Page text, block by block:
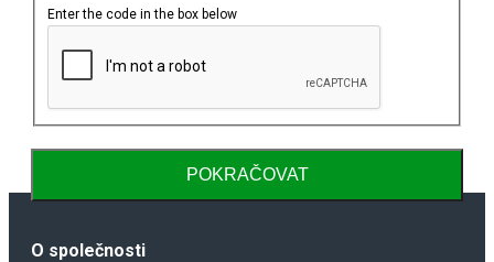
Enter the code in the box below
POKRAČOVAT
O společnosti